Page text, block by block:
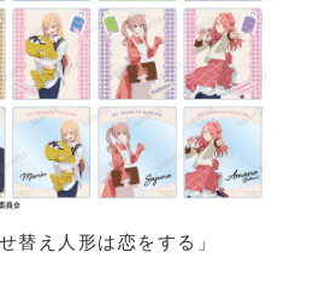
替え人形は恋をする」